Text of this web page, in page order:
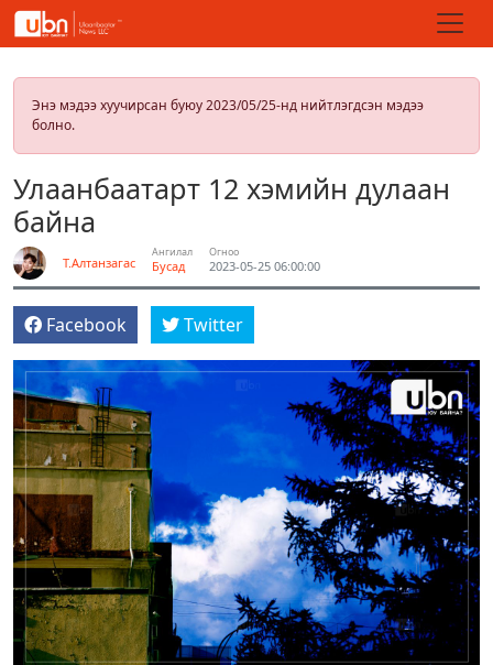
Энэ мэдээ хуучирсан буюу 2023/05/25-нд нийтлэгдсэн мэдээ
болно.
Улаанбаатарт 12 хэмийн дулаан
байна
Т.Алтанзагас
Ангилал
Бусад
Огноо
2023-05-25 06:00:00
Facebook Twitter